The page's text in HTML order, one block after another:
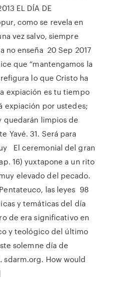
EL DÍA DE
como se revela en
vez salvo, siempre
no enseña 20 Sep 2017
que “mantengamos la
lo que Cristo ha
expiación es tu tiempo
expiación por ustedes;
quedarán limpios de
Yavé. 31. Será para
El ceremonial del gran
16) yuxtapone a un rito
elevado del pecado.
las leyes 98
y temáticas del día
de era significativo en
y teológico del último
solemne día de
sdarm.org. How would